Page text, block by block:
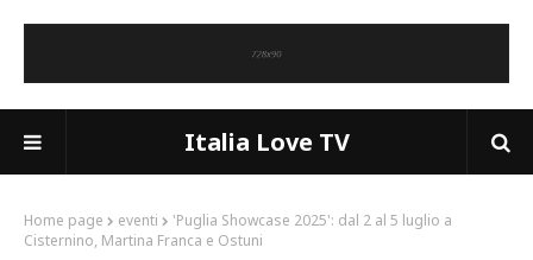
Italia Love TV
Home page eventi
'Puglia Showcase 2025': dal 2 al 5 luglio a
Cisternino, Martina Franca e Ostuni